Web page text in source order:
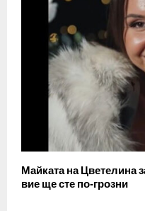
Майката на Цветелина
вие ще сте по‑грозни